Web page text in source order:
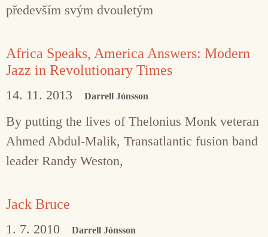
především svým dvouletým
Africa Speaks, America Answers: Modern
Jazz in Revolutionary Times
14. 11. 2013 Darrell Jónsson
By putting the lives of Thelonius Monk veteran
Ahmed Abdul-Malik, Transatlantic fusion band
leader Randy Weston,
Jack Bruce
1. 7. 2010 Darrell Jónsson